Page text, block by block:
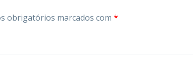
obrigatórios marcados com *